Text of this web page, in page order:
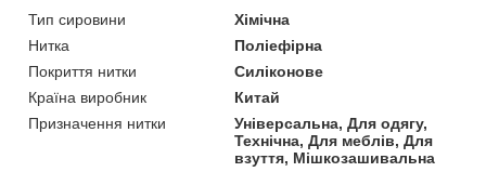
Тип сировини
Хімічна
Нитка
Поліефірна
Покриття нитки
Силіконове
Країна виробник
Китай
Призначення нитки
Універсальна, Для одягу,
Технічна, Для меблів, Для
взуття, Мішкозашивальна